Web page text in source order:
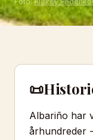
📜
Albariño har
århundreder